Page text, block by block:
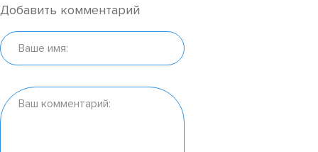
Добавить комментарий